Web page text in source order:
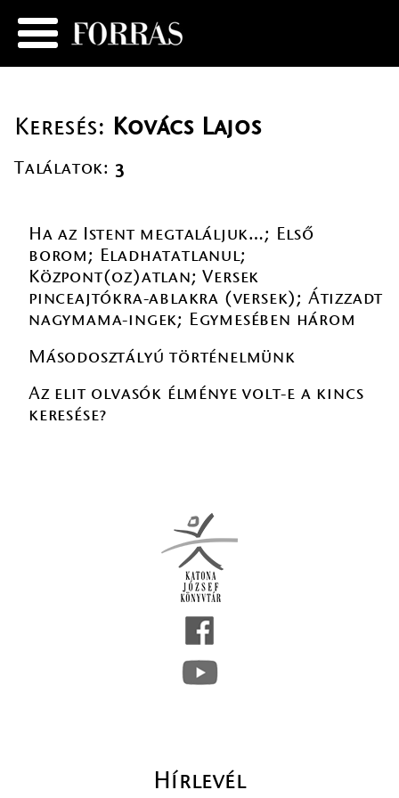
Keresés: Kovács Lajos
Találatok: 3
Ha az Istent megtaláljuk…; Első
borom; Eladhatatlanul;
Központ(oz)atlan; Versek
pinceajtókra-ablakra (versek); Átizzadt
nagymama-ingek; Egymesében három
Másodosztályú történelmünk
Az elit olvasók élménye volt-e a kincs
keresése?
Hírlevél